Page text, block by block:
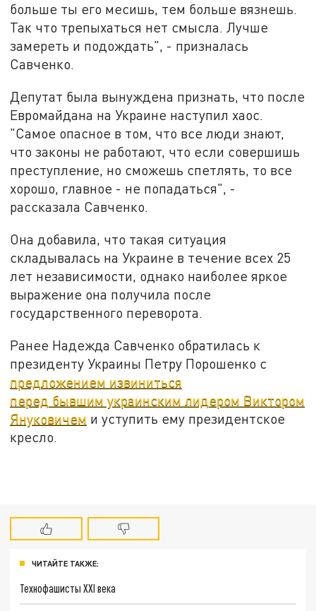
больше ты его месишь, тем больше вязнешь.
Так что трепыхаться нет смысла. Лучше
замереть и подождать", - призналась
Савченко.
Депутат была вынуждена признать, что после
Евромайдана на Украине наступил хаос.
"Самое опасное в том, что все люди знают,
что законы не работают, что если совершишь
преступление, но сможешь спетлять, то все
хорошо, главное - не попадаться", -
рассказала Савченко.
Она добавила, что такая ситуация
складывалась на Украине в течение всех 25
лет независимости, однако наиболее яркое
выражение она получила после
государственного переворота.
Ранее Надежда Савченко обратилась к
президенту Украины Петру Порошенко с
предложением извиниться
перед бывшим украинским лидером Виктором
Януковичем и уступить ему президентское
кресло.
ЧИТАЙТЕ ТАКЖЕ:
Технофашисты XXI века